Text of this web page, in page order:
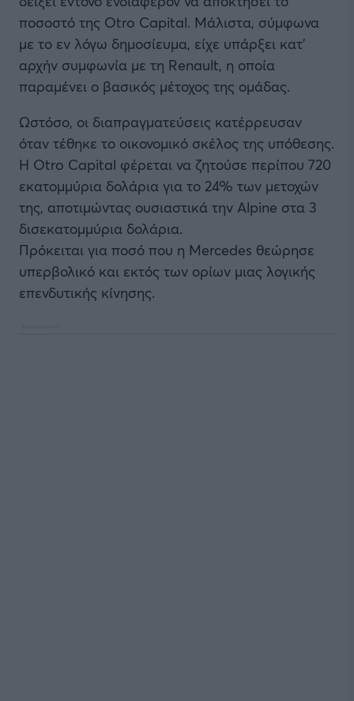
ποσοστό της Otro Capital. Μάλιστα, σύμφωνα
με το εν λόγω δημοσίευμα, είχε υπάρξει κατ’
αρχήν συμφωνία με τη Renault, η οποία
παραμένει ο βασικός μέτοχος της ομάδας.
Ωστόσο, οι διαπραγματεύσεις κατέρρευσαν
όταν τέθηκε το οικονομικό σκέλος της υπόθεσης.
Η Otro Capital φέρεται να ζητούσε περίπου 720
εκατομμύρια δολάρια για το 24% των μετοχών
της, αποτιμώντας ουσιαστικά την Alpine στα 3
δισεκατομμύρια δολάρια.
Πρόκειται για ποσό που η Mercedes θεώρησε
υπερβολικό και εκτός των ορίων μιας λογικής
επενδυτικής κίνησης.